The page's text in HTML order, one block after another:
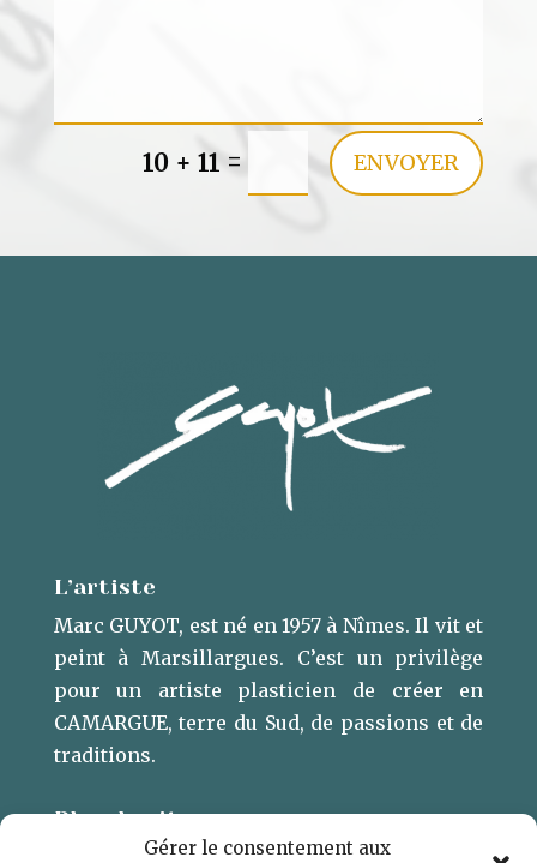
Gérer le consentement aux
10 + 11 = ENVOYER
L’artiste
Marc GUYOT, est né en 1957 à Nîmes. Il vit et
peint à Marsillargues. ​C’est un privilège
pour un artiste plasticien de créer en
CAMARGUE, terre du Sud, de passions et de
traditions.
Plan du site
L’ARTISTE